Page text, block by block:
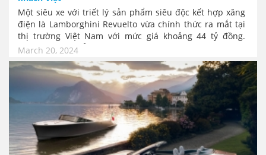
Một siêu xe với triết lý sản phẩm siêu độc kết hợp xăng
điện là Lamborghini Revuelto vừa chính thức ra mắt tại
thị trường Việt Nam với mức giá khoảng 44 tỷ đồng.
Nhưng sự hấp dẫn của siêu xe này không phải ở giá tiền,
đó là cách thức vận hành thú vị mới trong kỷ nguyên
"Điện hóa". Revuelto lấy cảm hứng từ cỗ máy huyền
thoại V12 của Lamborghini nhưng có cách chạy tách biệt
xăng và điện tạo ra sự di chuyển vừa nhàn nhã vừa
mạnh mẽ.
March 20, 2024